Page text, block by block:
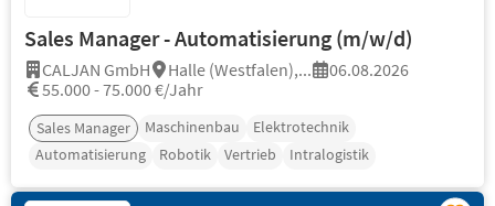
Sales Manager - Automatisierung (m/w/d)
CALJAN GmbH Halle (Westfalen),...
06.08.2026
55.000 - 75.000 €/Jahr
Sales Manager Maschinenbau
Elektrotechnik
Automatisierung
Robotik Vertrieb Intralogistik